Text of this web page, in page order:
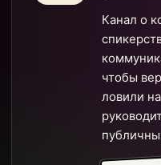
Канал о
чтобы
ловили